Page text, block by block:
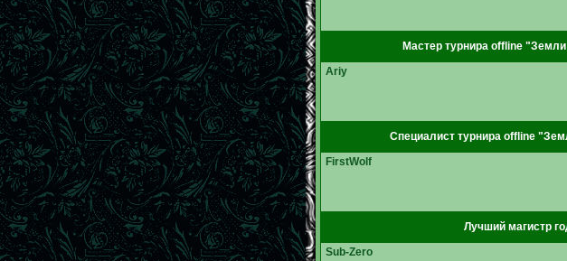
Мастер турнира offline "Земли
Ariy
Специалист турнира offline
FirstWolf
Лучший магистр
Sub-Zero